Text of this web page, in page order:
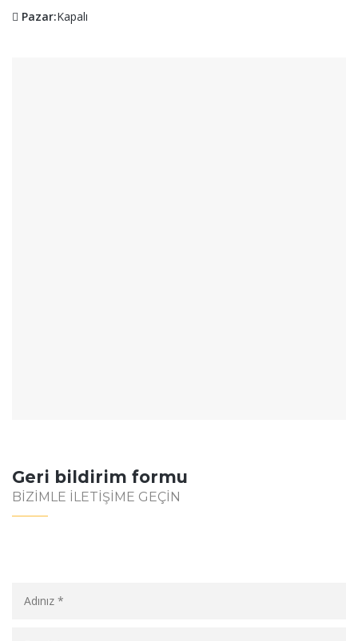
Pazar:Kapalı
Geri bildirim formu
BIZIMLE İLETIŞIME GEÇIN